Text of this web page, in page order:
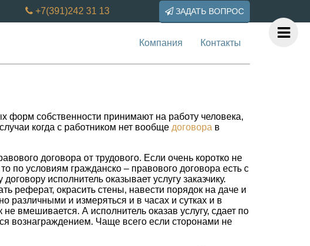
+7(391)242 31 13 ЗАДАТЬ ВОПРОС
Компания Контакты
форм собственности принимают на работу человека,
когда с работником нет вообще договора в
договора от трудового. Если очень коротко не
по условиям гражданско – правового договора есть с
исполнитель оказывает услугу заказчику.
реферат, окрасить стены, навести порядок на даче и
различными и измеряться и в часах и сутках и в
вмешивается. А исполнитель оказав услугу, сдает по
вознаграждением. Чаще всего если сторонами не